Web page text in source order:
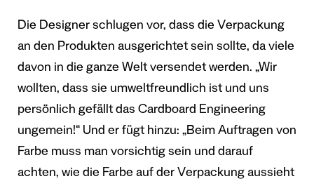
Die Designer schlugen vor, dass die Verpackung
an den Produkten ausgerichtet sein sollte, da viele
davon in die ganze Welt versendet werden. „Wir
wollten, dass sie umweltfreundlich ist und uns
persönlich gefällt das Cardboard Engineering
ungemein!“ Und er fügt hinzu: „Beim Auftragen von
Farbe muss man vorsichtig sein und darauf
achten, wie die Farbe auf der Verpackung aussieht